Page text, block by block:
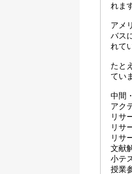
れま
アメ
バス
れて
たと
てい
中
ア
リサ
リサ
リサ
文
小
授